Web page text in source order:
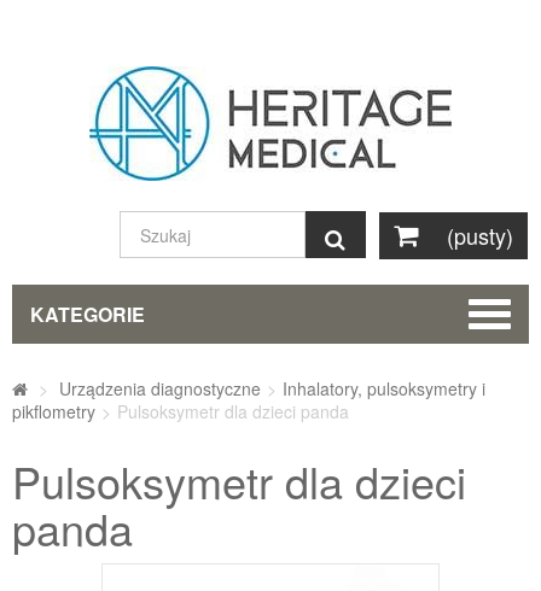
(pusty)
Szukaj
KATEGORIE
> Urządzenia diagnostyczne > Inhalatory, pulsoksymetry i
pikflometry > Pulsoksymetr dla dzieci panda
Pulsoksymetr dla dzieci
panda